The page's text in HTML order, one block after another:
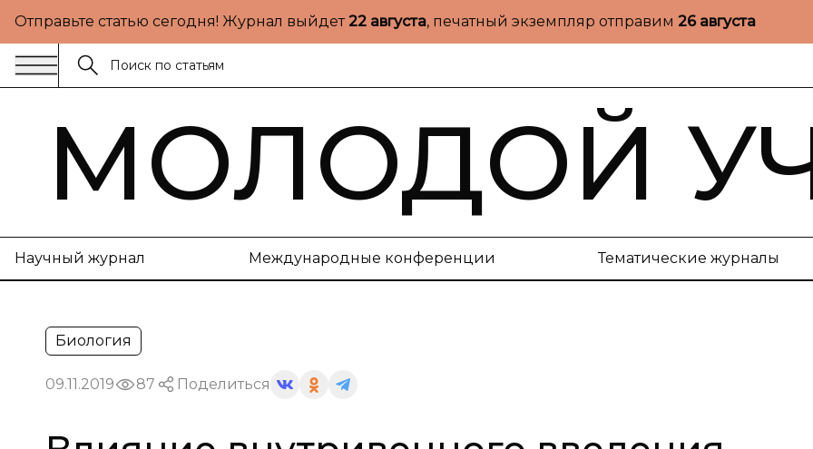
Отправьте статью сегодня! Журнал выйдет22 августа, печатный экземпляр отправим 26 августа
МОЛОДОЙ
Научный журнал Международные конференции Тематические журналы
Биология
09.11.2019 87 Поделиться